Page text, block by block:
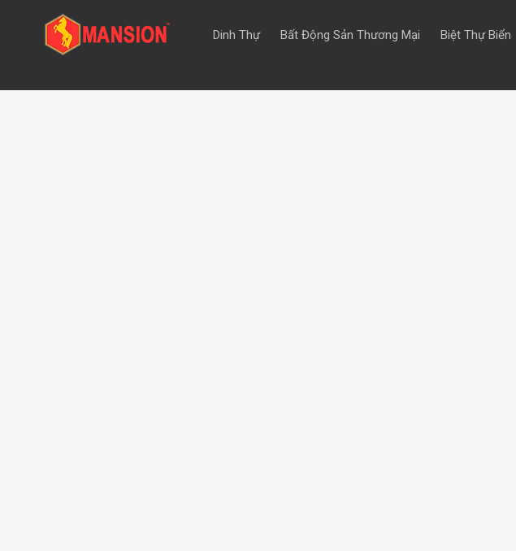
Dinh Thự Bất Động Sản Thương Mại Biệt Thự Biển